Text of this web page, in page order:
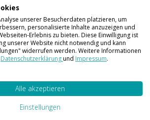
auf
unserer Besucherdaten platzieren, um
personalisierte Inhalte anzuzeigen und
Erlebnis zu bieten. Diese Einwilligung ist
unserer Website nicht notwendig und kann
widerrufen werden. Weitere Informationen
Datenschutzerklärungund Impressum.
Alle akzeptieren
Einstellungen